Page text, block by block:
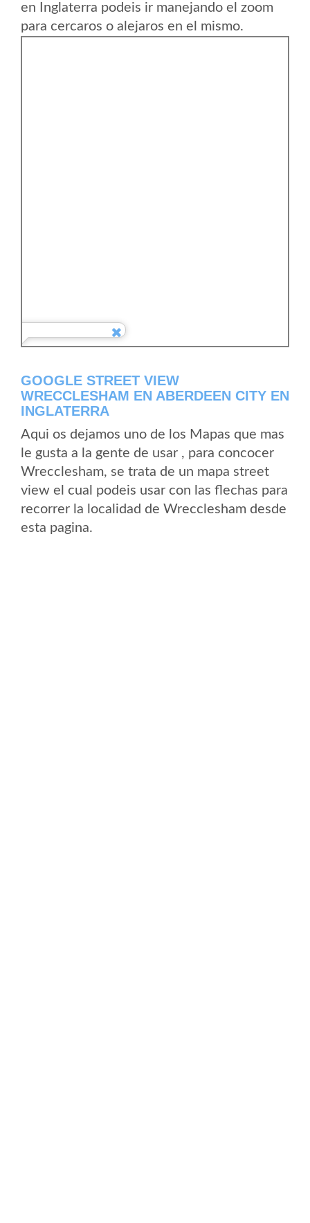
en Inglaterra podeis ir manejando el zoom
para cercaros o alejaros en el mismo.
GOOGLE STREET VIEW
WRECCLESHAM EN ABERDEEN CITY EN
INGLATERRA
Aqui os dejamos uno de los Mapas que mas
le gusta a la gente de usar , para concocer
Wrecclesham, se trata de un mapa street
view el cual podeis usar con las flechas para
recorrer la localidad de Wrecclesham desde
esta pagina.